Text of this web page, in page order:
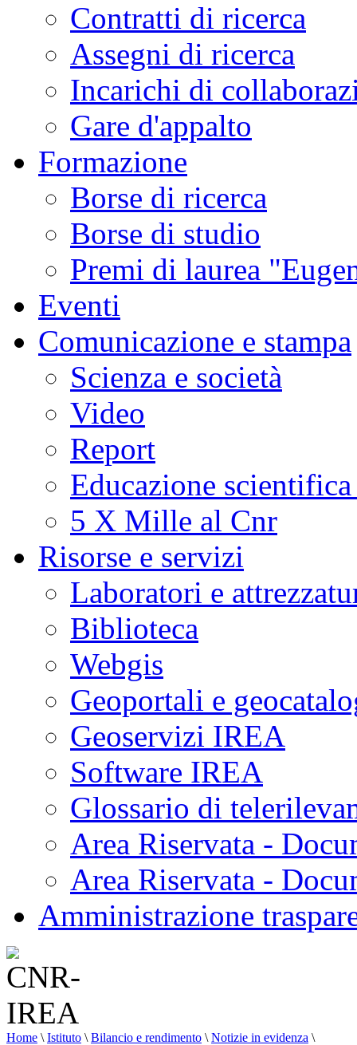
Contratti di ricerca
Assegni di ricerca
Incarichi di
Gare d'appalto
Formazione
Borse di ricerca
Borse di studio
Premi di laurea
Eventi
Comunicazione e stampa
Scienza e società
Video
Report
Educazione
5 X Mille al Cnr
Risorse e servizi
Laboratori e
Biblioteca
Webgis
Geoportali e
Geoservizi IREA
Software IREA
Glossario di
Area Riservata -
Area Riservata -
Amministrazione
Home \ Istituto \ Bilancio e rendimento \ Notizie in evidenza \